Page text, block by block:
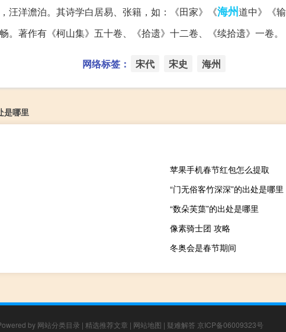
汪洋澹泊。其诗学白居易、张籍，如：《田家》《海州道中》《
。著作有《柯山集》五十卷、《拾遗》十二卷、《续拾遗》一卷。
网络标签： 宋代 宋史 海州
是哪里
苹果手机春节红包怎么提取
“门无俗客竹深深”的出处是哪里
“数朵芙蕖”的出处是哪里
像素骑士团 攻略
冬奥会是春节期间
by 网站分类目录 | 精选推荐文章 | 网站地图 | 疑难解答 京ICP备06009323号